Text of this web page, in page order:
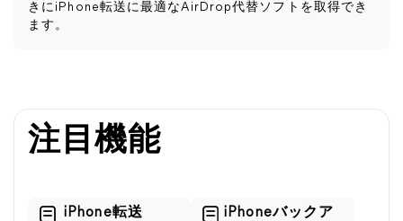
きにiPhone転送に最適なAirDrop代替ソフトを取得でき
ます。
注目機能
iPhone転送
iPhoneバックア